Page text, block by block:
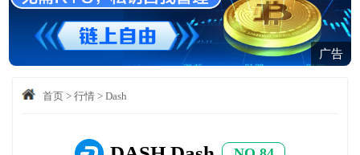
广告
首页> 行情> Dash